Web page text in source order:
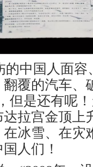
的中国人面容
覆的汽车、
但是还有呢
拉宫金顶上
在冰雪、在灾
人们！